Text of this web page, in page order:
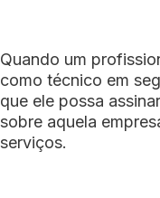
Quando um
como técnico em
que ele possa
sobre aquela
serviços.